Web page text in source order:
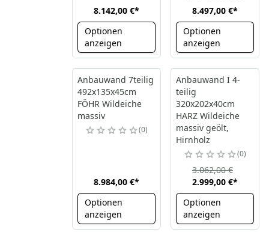
8.142,00 €*
Optionen
anzeigen
8.497,00 €*
Optionen
anzeigen
Anbauwand 7teilig
492x135x45cm
FÖHR Wildeiche
massiv
0
8.984,00 €*
Optionen
anzeigen
Anbauwand I 4-
teilig
320x202x40cm
HARZ Wildeiche
massiv geölt,
Hirnholz
0
2.999,00 €*
3.062,00 €
Optionen
anzeigen